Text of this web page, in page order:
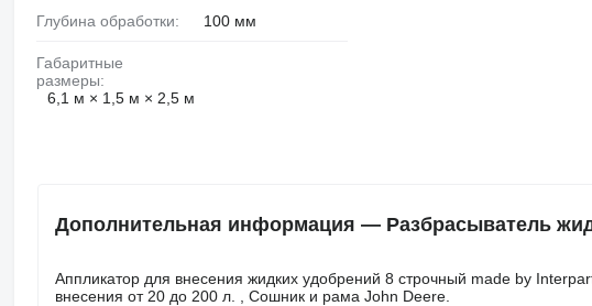
Глубина обработки: 100 мм
Габаритные
размеры:
6,1 м × 1,5 м × 2,5 м
Дополнительная информация — Разбрасыватель
Аппликатор для внесения жидких удобрений 8 строчный made by
внесения от 20 до 200 л. , Сошник и рама John Deere.